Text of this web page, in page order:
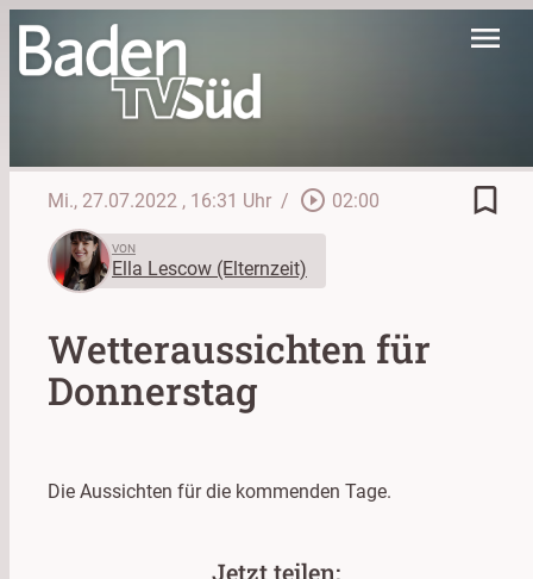
menu
Mi., 27.07.2022 , 16:31 Uhr / play_circle_outline 02:00 bookmark_border
VON
Ella Lescow (Elternzeit)
Wetteraussichten für
Donnerstag
Die Aussichten für die kommenden Tage.